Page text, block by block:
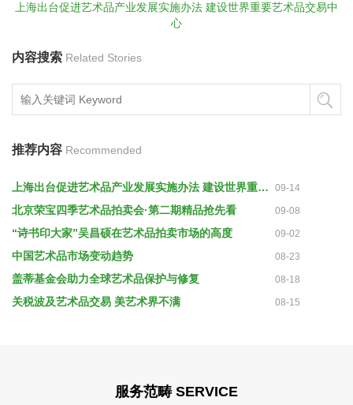
上海出台促进艺术品产业发展实施办法 建设世界重要艺术品交易中
心
内容搜索 Related Stories
推荐内容 Recommended
上海出台促进艺术品产业发展实施办法 建设世界重要艺术品交易中心 09-14
北京荣宝四季艺术品拍卖会·第二期精品抢先看 09-08
“诗书印大家”吴昌硕在艺术品拍卖市场的高度 09-02
中国艺术品市场变动趋势 08-23
盖蒂基金会助力全球艺术品保护与修复 08-18
关税波及艺术品交易 美艺术界不满 08-15
服务范畴 SERVICE